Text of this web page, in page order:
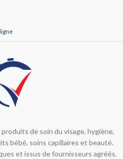
de soin du visage, hygiène,
bébé, soins capillaires et beauté.
et issus de fournisseurs agréés.